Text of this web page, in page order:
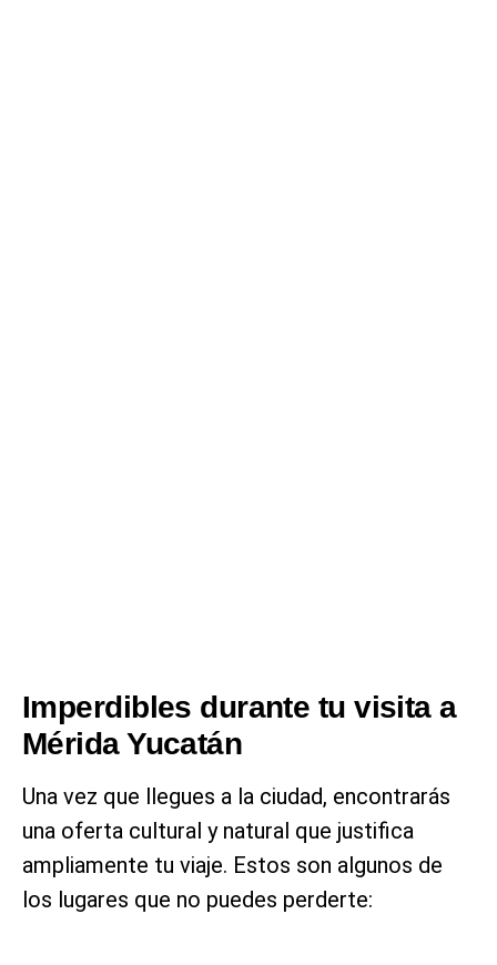
Imperdibles durante tu visita a
Mérida Yucatán
Una vez que llegues a la ciudad, encontrarás
una oferta cultural y natural que justifica
ampliamente tu viaje. Estos son algunos de
los lugares que no puedes perderte: